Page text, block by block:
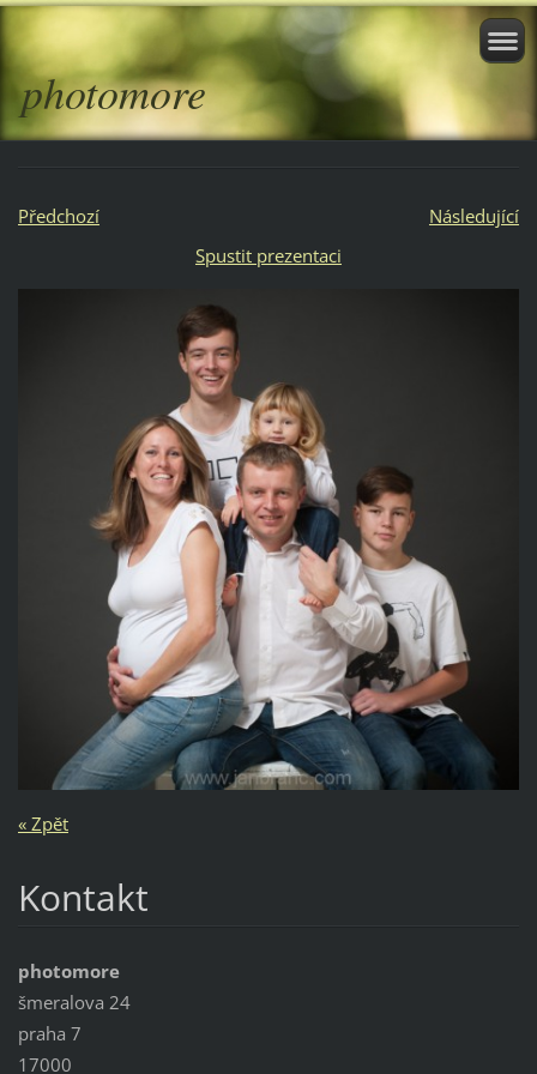
photomore
Předchozí
Následující
Spustit prezentaci
« Zpět
Kontakt
photomore
šmeralova 24
praha 7
17000